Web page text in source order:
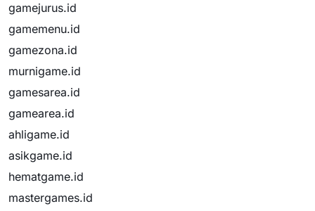
gamejurus.id
gamemenu.id
gamezona.id
murnigame.id
gamesarea.id
gamearea.id
ahligame.id
asikgame.id
hematgame.id
mastergames.id